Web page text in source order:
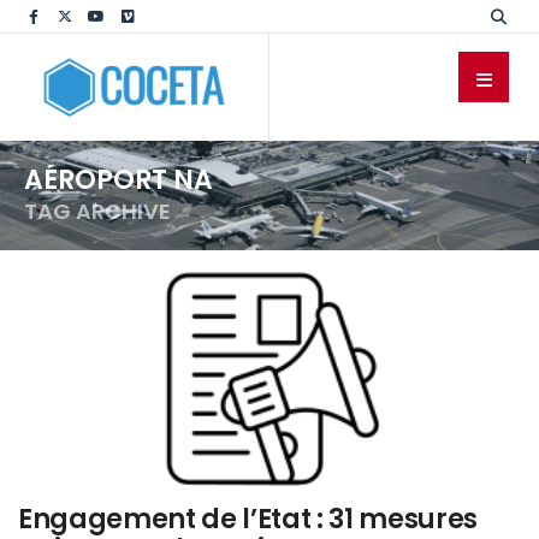
AÉROPORT NA
TAG ARCHIVE
Engagement de l’Etat : 31 mesures